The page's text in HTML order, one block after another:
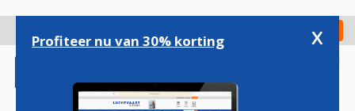
gaan
Check in
Profiteer nu van 30% korting x